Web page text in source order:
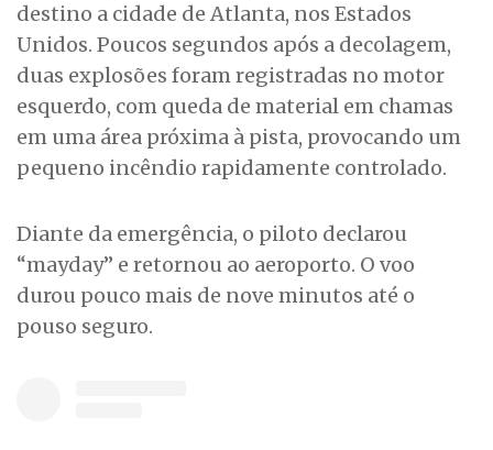
destino a cidade de Atlanta, nos Estados
Unidos. Poucos segundos após a decolagem,
duas explosões foram registradas no motor
esquerdo, com queda de material em chamas
em uma área próxima à pista, provocando um
pequeno incêndio rapidamente controlado.
Diante da emergência, o piloto declarou
“mayday” e retornou ao aeroporto. O voo
durou pouco mais de nove minutos até o
pouso seguro.